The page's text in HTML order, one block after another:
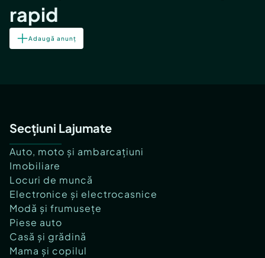
rapid
Adaugă anunț
Secțiuni Lajumate
Auto, moto și ambarcațiuni
Imobiliare
Locuri de muncă
Electronice și electrocasnice
Modă și frumusețe
Piese auto
Casă și grădină
Mama și copilul